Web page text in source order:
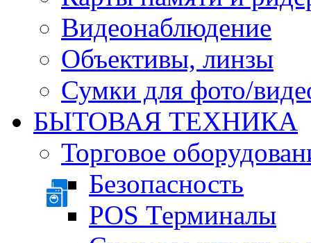
Видеонаблюдение
Объективы, линзы
Сумки для фото/
БЫТОВАЯ ТЕХНИКА
Торговое
Безопасность
POS Терминалы